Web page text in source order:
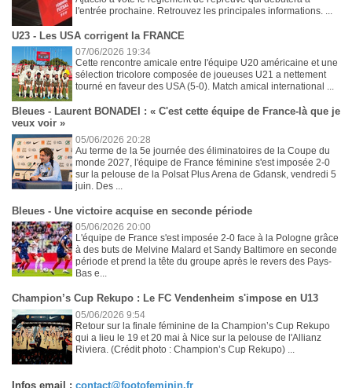
l'entrée prochaine. Retrouvez les principales informations. ...
U23 - Les USA corrigent la FRANCE
07/06/2026 19:34
Cette rencontre amicale entre l'équipe U20 américaine et une
sélection tricolore composée de joueuses U21 a nettement
tourné en faveur des USA (5-0). Match amical international ...
Bleues - Laurent BONADEI : « C'est cette équipe de France-là que je
veux voir »
05/06/2026 20:28
Au terme de la 5e journée des éliminatoires de la Coupe du
monde 2027, l'équipe de France féminine s'est imposée 2-0
sur la pelouse de la Polsat Plus Arena de Gdansk, vendredi 5
juin. Des ...
Bleues - Une victoire acquise en seconde période
05/06/2026 20:00
L'équipe de France s'est imposée 2-0 face à la Pologne grâce
à des buts de Melvine Malard et Sandy Baltimore en seconde
période et prend la tête du groupe après le revers des Pays-
Bas e...
Champion’s Cup Rekupo : Le FC Vendenheim s'impose en U13
05/06/2026 9:54
Retour sur la finale féminine de la Champion’s Cup Rekupo
qui a lieu le 19 et 20 mai à Nice sur la pelouse de l'Allianz
Riviera. (Crédit photo : Champion’s Cup Rekupo) ...
Infos email : contact@footofeminin.fr